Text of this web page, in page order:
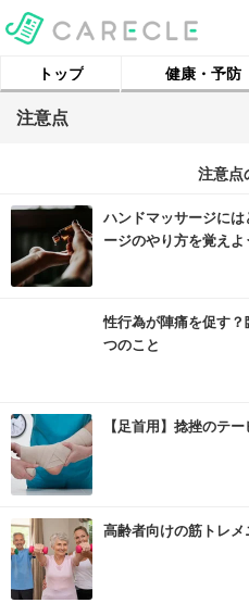
トップ 健康・予防
注意点
注意点
ハンドマッサージに
ージのやり方を覚えよ
性行為が陣痛を促す
つのこと
【足首用】捻挫のテ
高齢者向けの筋トレ